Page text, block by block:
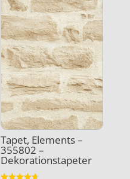
Tapet, Elements –
355802 –
Dekorationstapeter